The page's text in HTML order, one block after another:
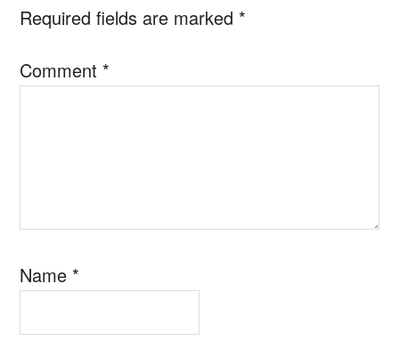
Required fields are marked *
Comment *
Name *